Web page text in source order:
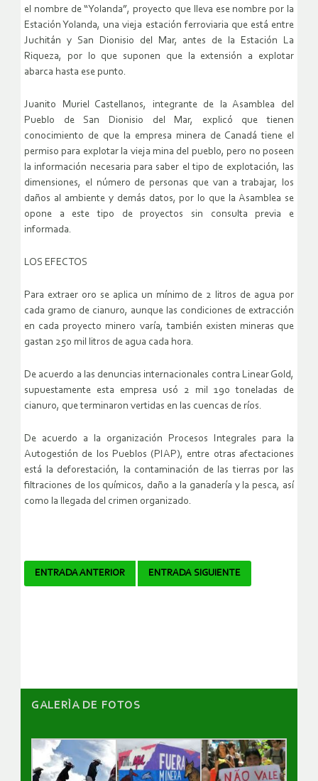
el nombre de “Yolanda”, proyecto que lleva ese nombre por la
Estación Yolanda, una vieja estación ferroviaria que está entre
Juchitán y San Dionisio del Mar, antes de la Estación La
Riqueza, por lo que suponen que la extensión a explotar
abarca hasta ese punto.
Juanito Muriel Castellanos, integrante de la Asamblea del
Pueblo de San Dionisio del Mar, explicó que tienen
conocimiento de que la empresa minera de Canadá tiene el
permiso para explotar la vieja mina del pueblo, pero no poseen
la información necesaria para saber el tipo de explotación, las
dimensiones, el número de personas que van a trabajar, los
daños al ambiente y demás datos, por lo que la Asamblea se
opone a este tipo de proyectos sin consulta previa e
informada.
LOS EFECTOS
Para extraer oro se aplica un mínimo de 2 litros de agua por
cada gramo de cianuro, aunque las condiciones de extracción
en cada proyecto minero varía, también existen mineras que
gastan 250 mil litros de agua cada hora.
De acuerdo a las denuncias internacionales contra Linear Gold,
supuestamente esta empresa usó 2 mil 190 toneladas de
cianuro, que terminaron vertidas en las cuencas de ríos.
De acuerdo a la organización Procesos Integrales para la
Autogestión de los Pueblos (PIAP), entre otras afectaciones
está la deforestación, la contaminación de las tierras por las
filtraciones de los químicos, daño a la ganadería y la pesca, así
como la llegada del crimen organizado.
Navegador
ENTRADA ANTERIOR ENTRADA SIGUIENTE
GALERÌA DE FOTOS